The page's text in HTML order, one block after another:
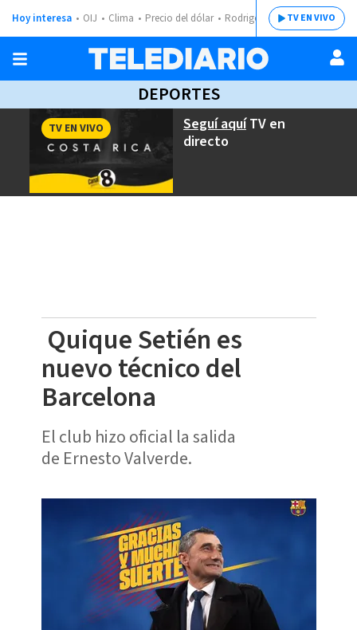
Hoy interesa OIJ Clima Precio del dólar Rodrigo ChavesTV EN VIVO
DEPORTES
Seguí aquíTV en
directo
TV EN VIVO
Quique Setién es
nuevo técnico del
Barcelona
El club hizo oficial la salida
de Ernesto Valverde.